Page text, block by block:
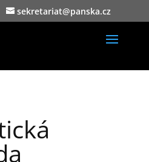
sekretariat@panska.cz